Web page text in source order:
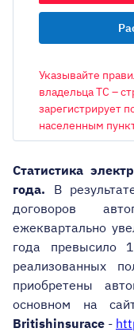
ОБЪЕМ ДВИГАТЕЛЯ
ГОРОД
Киев
Авто на
Есть лицензия
Имею льготы
Указывайте
владельца ТС –
зарегистрирует
населенным
Статистика
года. В
договоров
ежеквартально
года превысило
реализованных
приобретены
основном на
Britishinsurace -